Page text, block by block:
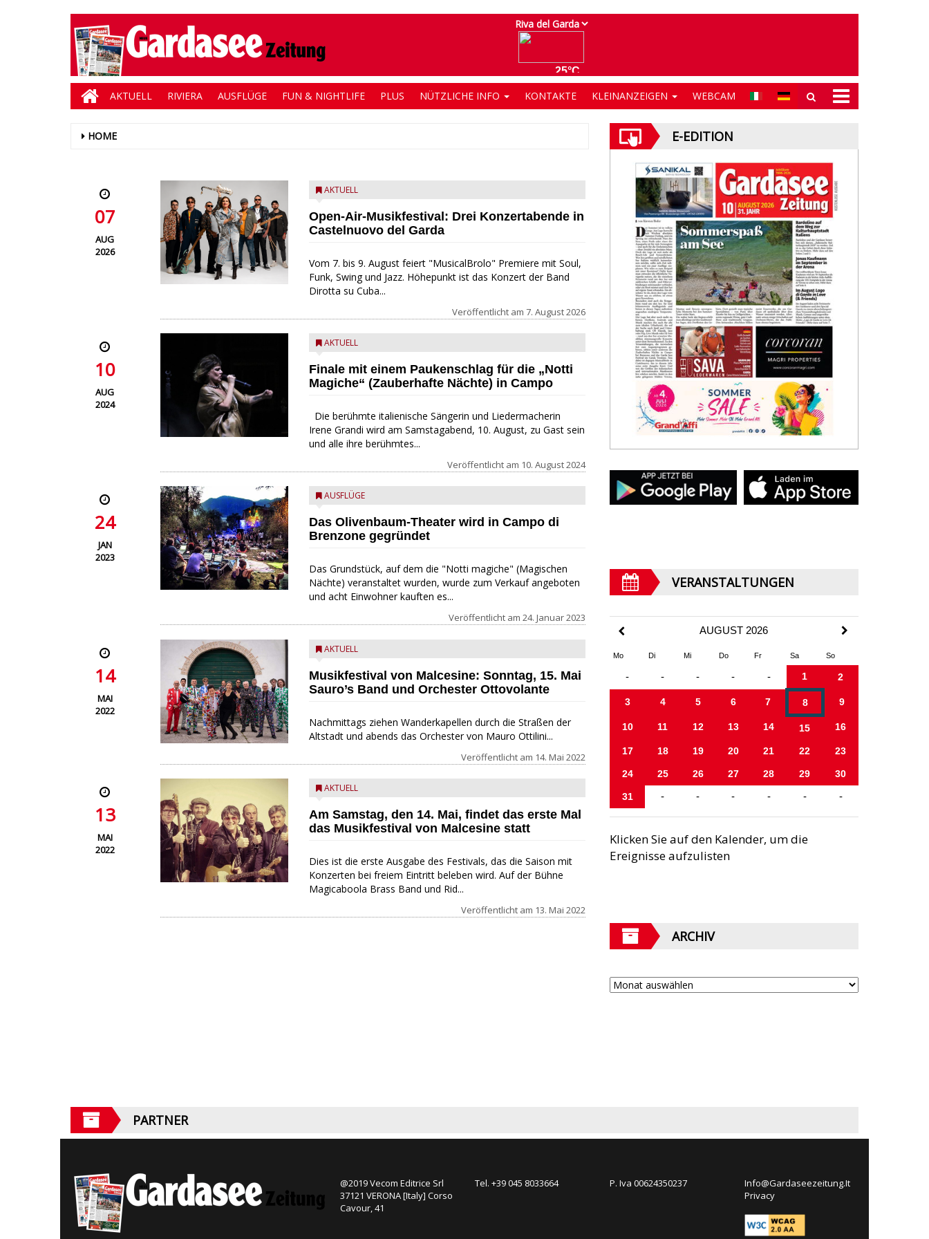
AKTUELL RIVIERA AUSFLÜGE FUN & NIGHTLIFE PLUS NÜTZLICHE INFO KONTAKTE KLEINANZEIGEN WEBCAM
HOME
07
AUG
2026
AKTUELL
Open-Air-Musikfestival: Drei Konzertabende in
Castelnuovo del Garda
Vom 7. bis 9. August feiert "MusicalBrolo" Premiere mit Soul,
Funk, Swing und Jazz. Höhepunkt ist das Konzert der Band
Dirotta su Cuba...
Veröffentlicht am 7. August 2026
10
AUG
2024
AKTUELL
Finale mit einem Paukenschlag für die „Notti
Magiche“ (Zauberhafte Nächte) in Campo
Die berühmte italienische Sängerin und Liedermacherin
Irene Grandi wird am Samstagabend, 10. August, zu Gast sein
und alle ihre berühmtes...
Veröffentlicht am 10. August 2024
24
JAN
2023
AUSFLÜGE
Das Olivenbaum-Theater wird in Campo di
Brenzone gegründet
Das Grundstück, auf dem die "Notti magiche" (Magischen
Nächte) veranstaltet wurden, wurde zum Verkauf angeboten
und acht Einwohner kauften es...
Veröffentlicht am 24. Januar 2023
14
MAI
2022
AKTUELL
Musikfestival von Malcesine: Sonntag, 15. Mai
Sauro’s Band und Orchester Ottovolante
Nachmittags ziehen Wanderkapellen durch die Straßen der
Altstadt und abends das Orchester von Mauro Ottilini...
Veröffentlicht am 14. Mai 2022
13
MAI
2022
AKTUELL
Am Samstag, den 14. Mai, findet das erste Mal
das Musikfestival von Malcesine statt
Dies ist die erste Ausgabe des Festivals, das die Saison mit
Konzerten bei freiem Eintritt beleben wird. Auf der Bühne
Magicaboola Brass Band und Rid...
Veröffentlicht am 13. Mai 2022
E-EDITION
VERANSTALTUNGEN
AUGUST 2026
Mo Di Mi Do Fr Sa So
- - - - - 1 2
3 4 5 6 7 8 9
10 11 12 13 14 15 16
17 18 19 20 21 22 23
24 25 26 27 28 29 30
31 - - - - - -
Klicken Sie auf den Kalender, um die
Ereignisse aufzulisten
ARCHIV
PARTNER
@2019 Vecom Editrice Srl
37121 VERONA [Italy] Corso
Cavour, 41
Tel. +39 045 8033664 P. Iva 00624350237
Info@Gardaseezeitung.It
Privacy